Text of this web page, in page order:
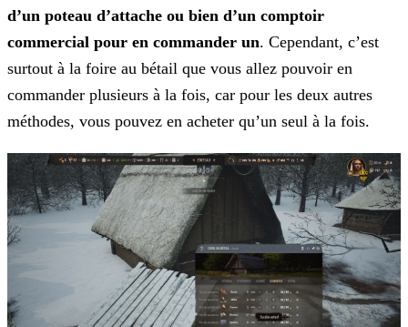
d’un poteau d’attache ou bien d’un comptoir
commercial pour en commander un. Cependant, c’est
surtout à la foire au bétail que vous allez pouvoir en
commander plusieurs à la fois, car pour les deux autres
méthodes, vous pouvez en acheter qu’un seul à la fois.